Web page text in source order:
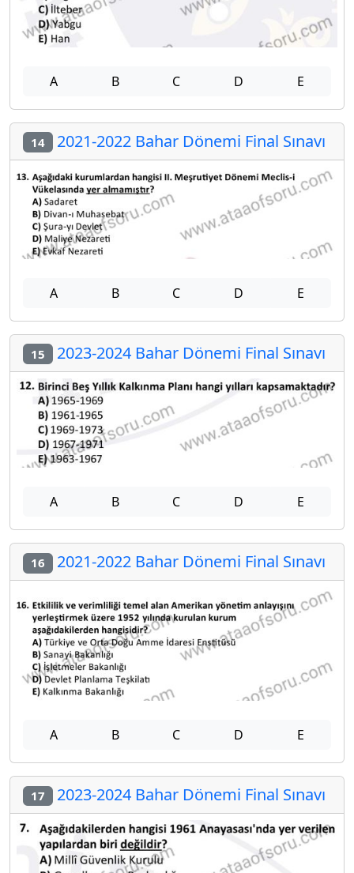
A B C D E
14 2021-2022 Bahar Dönemi Final Sınavı
A B C D E
15 2023-2024 Bahar Dönemi Final Sınavı
A B C D E
16 2021-2022 Bahar Dönemi Final Sınavı
A B C D E
17 2023-2024 Bahar Dönemi Final Sınavı